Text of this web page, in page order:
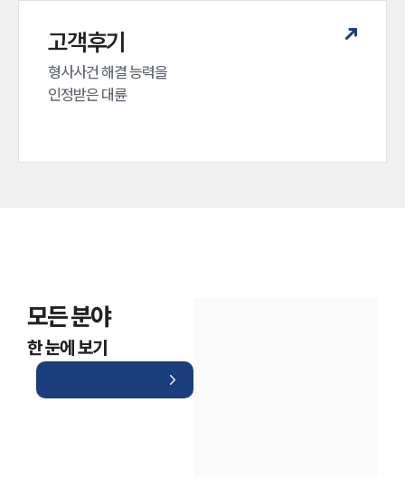
고객후기
형사사건 해결 능력을
인정받은 대륜
모든 분야
한 눈에 보기